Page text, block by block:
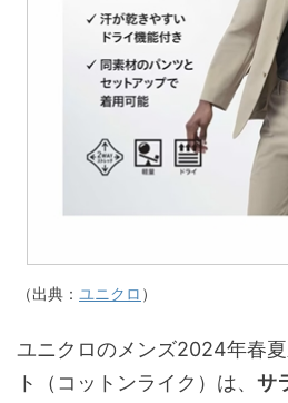
（出典： ユニクロ ）
ユニクロのメンズ2024年春
ト（コットンライク）は、 サ